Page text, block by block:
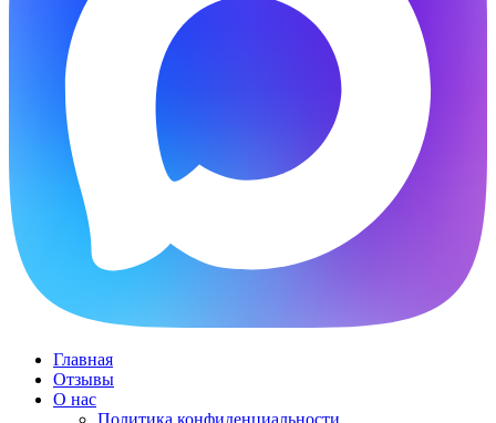
Главная
Отзывы
О нас
Политика конфиденциальности